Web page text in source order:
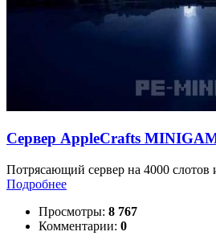
Сервер AppleCrafts
Потрясающий сервер на 4000 слотов
Подробнее
Просмотры: 8 767
Комментарии: 0